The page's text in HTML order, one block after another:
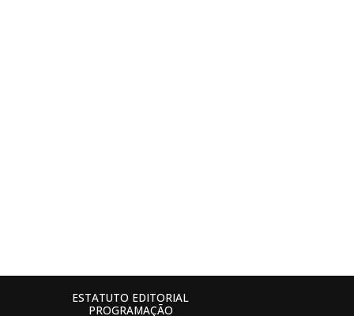
ESTATUTO EDITORIAL
PROGRAMAÇÃO